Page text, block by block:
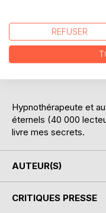
roman (personnages,
Vous souhaitez être
outils pour vous
Hypnothérapeute et
éternels (40 000
livre mes secrets.
AUTEUR(S)
CRITIQUES PRESSE
REFUSER